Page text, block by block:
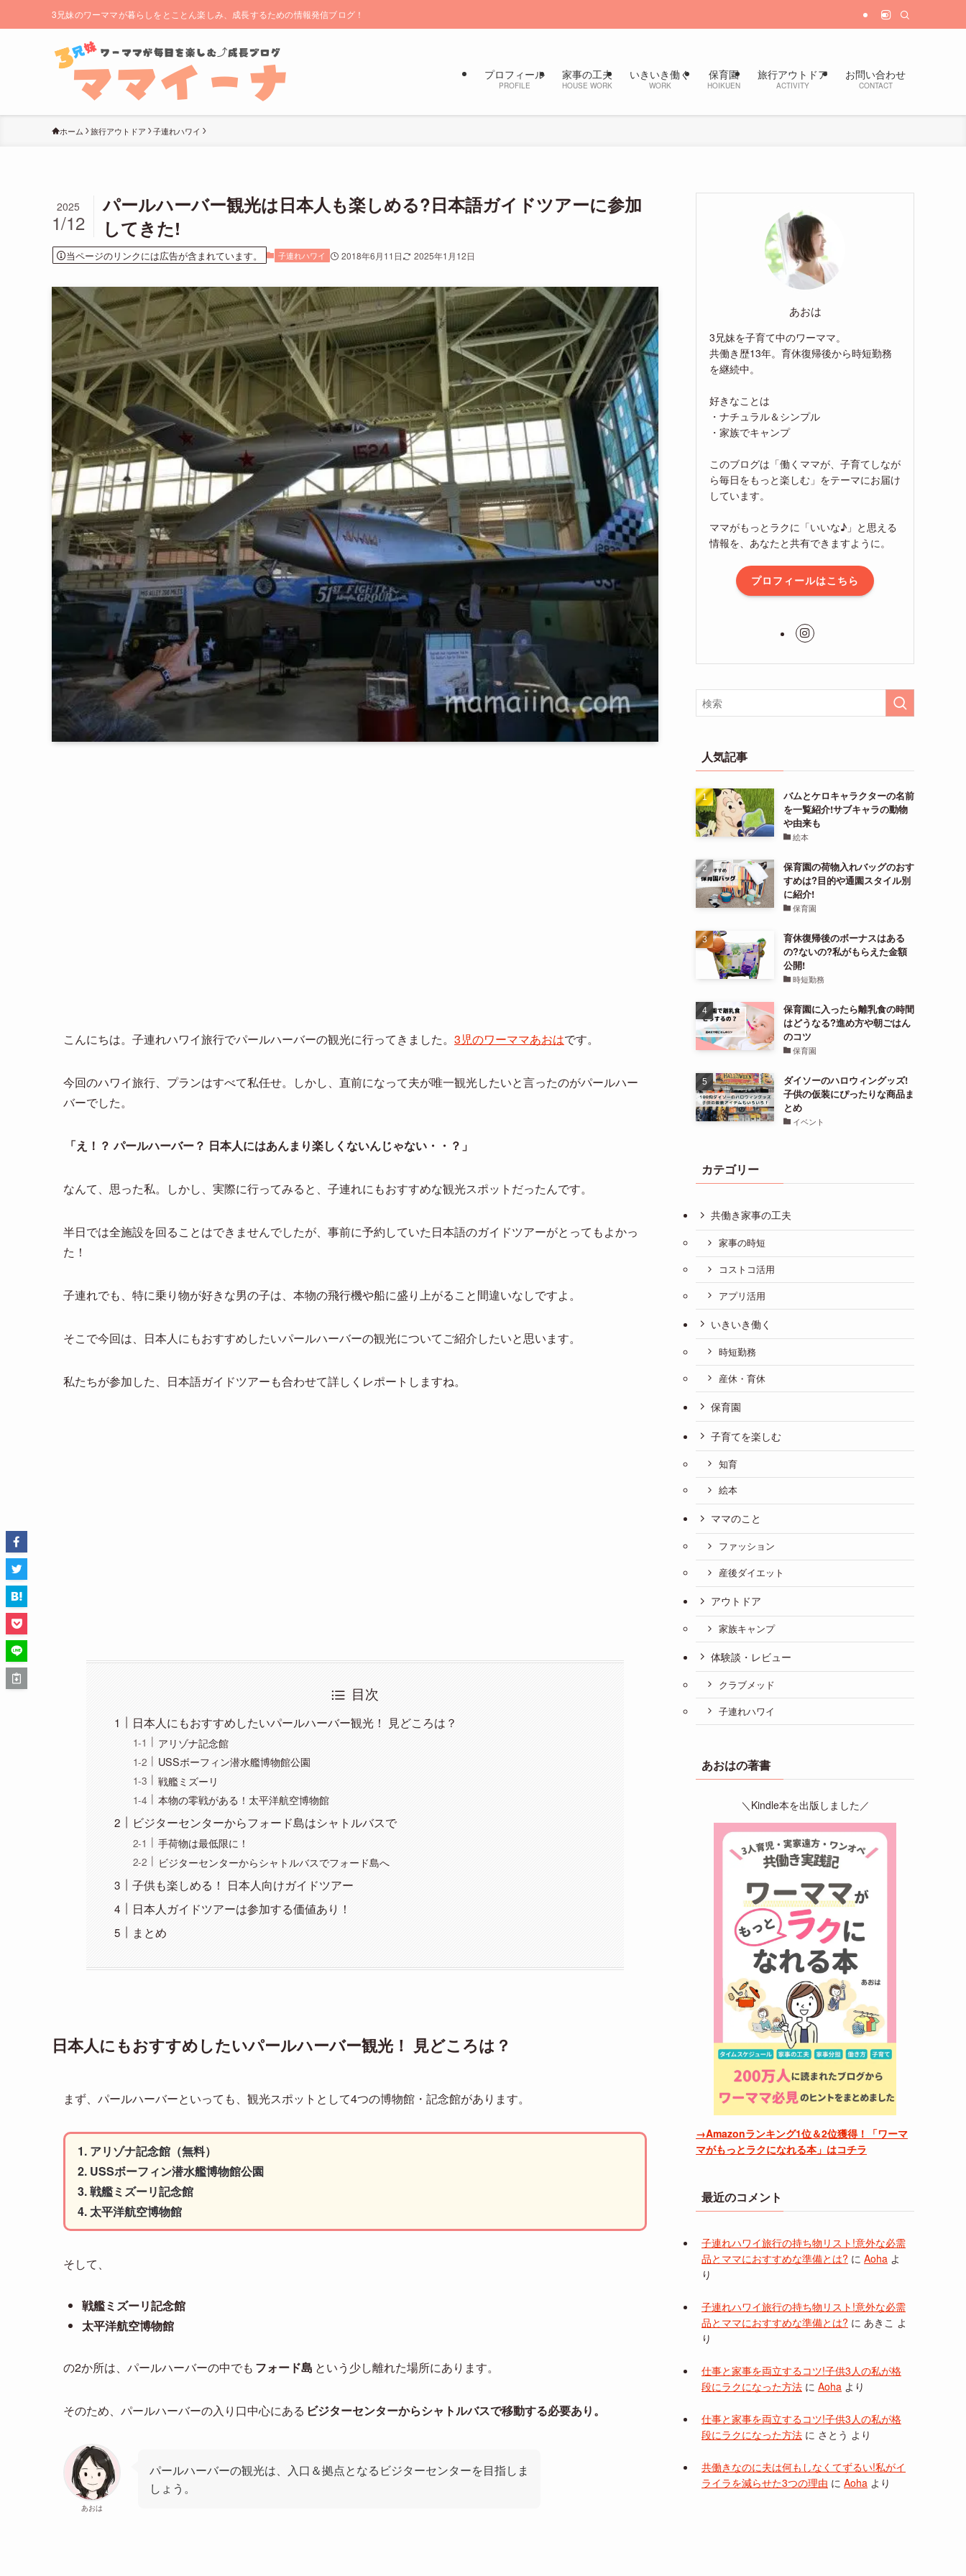
3兄妹のワーママが暮らしをとことん楽しみ、成長するための情報発信ブログ！
プロフィール
PROFILE
家事の工夫
HOUSE WORK
いきいき働く
WORK
保育園
HOIKUEN
旅行アウトドア
ACTIVITY
お問い合わせ
CONTACT
ホーム 旅行アウトドア 子連れハワイ
パールハーバー観光は日本人も楽しめる?日本語ガイドツアーに参加
してきた!
2025
1/12
当ページのリンクには広告が含まれています。 子連れハワイ 2018年6月11日 2025年1月12日
こんにちは。子連れハワイ旅行でパールハーバーの観光に行ってきました。 3児のワーママあおはです。
今回のハワイ旅行、プランはすべて私任せ。しかし、直前になって夫が唯一観光したいと言ったのがパールハー
バーでした。
「え！？ パールハーバー？ 日本人にはあんまり楽しくないんじゃない・・？」
なんて、思った私。しかし、実際に行ってみると、子連れにもおすすめな観光スポットだったんです。
半日では全施設を回ることはできませんでしたが、事前に予約していた日本語のガイドツアーがとってもよかっ
た！
子連れでも、特に乗り物が好きな男の子は、本物の飛行機や船に盛り上がること間違いなしですよ。
そこで今回は、日本人にもおすすめしたいパールハーバーの観光についてご紹介したいと思います。
私たちが参加した、日本語ガイドツアーも合わせて詳しくレポートしますね。
目次
日本人にもおすすめしたいパールハーバー観光！ 見どころは？
アリゾナ記念館
USSボーフィン潜水艦博物館公園
戦艦ミズーリ
本物の零戦がある！太平洋航空博物館
ビジターセンターからフォード島はシャトルバスで
手荷物は最低限に！
ビジターセンターからシャトルバスでフォード島へ
子供も楽しめる！ 日本人向けガイドツアー
日本人ガイドツアーは参加する価値あり！
まとめ
日本人にもおすすめしたいパールハーバー観光！ 見どころは？
まず、パールハーバーといっても、観光スポットとして4つの博物館・記念館があります。
アリゾナ記念館（無料）
USSボーフィン潜水艦博物館公園
戦艦ミズーリ記念館
太平洋航空博物館
そして、
戦艦ミズーリ記念館
太平洋航空博物館
の2か所は、パールハーバーの中でも フォード島 という少し離れた場所にあります。
そのため、パールハーバーの入り口中心にある ビジターセンターからシャトルバスで移動する必要あり。
あおは
パールハーバーの観光は、入口＆拠点となるビジターセンターを目指しま
しょう。
あおは
3兄妹を子育て中のワーママ。
共働き歴13年。育休復帰後から時短勤務
を継続中。
好きなことは
・ナチュラル＆シンプル
・家族でキャンプ
このブログは「働くママが、子育てしなが
ら毎日をもっと楽しむ」をテーマにお届け
しています。
ママがもっとラクに「いいな♪」と思える
情報を、あなたと共有できますように。
プロフィールはこちら
人気記事
バムとケロキャラクターの名前
を一覧紹介!サブキャラの動物
や由来も
絵本
保育園の荷物入れバッグのおす
すめは?目的や通園スタイル別
に紹介!
保育園
育休復帰後のボーナスはある
の?ないの?私がもらえた金額
公開!
時短勤務
保育園に入ったら離乳食の時間
はどうなる?進め方や朝ごはん
のコツ
保育園
ダイソーのハロウィングッズ!
子供の仮装にぴったりな商品ま
とめ
イベント
カテゴリー
共働き家事の工夫
家事の時短
コストコ活用
アプリ活用
いきいき働く
時短勤務
産休・育休
保育園
子育てを楽しむ
知育
絵本
ママのこと
ファッション
産後ダイエット
アウトドア
家族キャンプ
体験談・レビュー
クラブメッド
子連れハワイ
あおはの著書
＼Kindle本を出版しました／
→Amazonランキング1位＆2位獲得！「ワーマ
マがもっとラクになれる本」はコチラ
最近のコメント
子連れハワイ旅行の持ち物リスト!意外な必需
品とママにおすすめな準備とは? に Aoha よ
り
子連れハワイ旅行の持ち物リスト!意外な必需
品とママにおすすめな準備とは? に あきこ よ
り
仕事と家事を両立するコツ!子供3人の私が格
段にラクになった方法 に Aoha より
仕事と家事を両立するコツ!子供3人の私が格
段にラクになった方法 に さとう より
共働きなのに夫は何もしなくてずるい!私がイ
ライラを減らせた3つの理由 に Aoha より